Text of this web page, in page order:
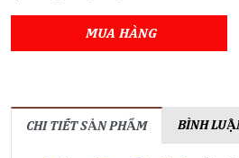
MUA HÀNG
CHI TIẾT SẢN PHẨM BÌNH